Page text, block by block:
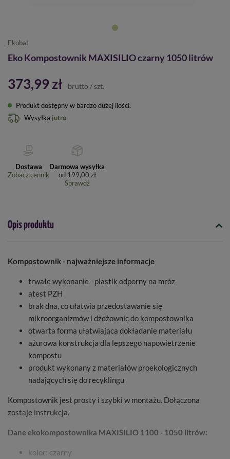
Ekobat
Eko Kompostownik MAXISILIO czarny 1050 litrów
373,99 zł brutto / szt.
Produkt dostępny w bardzo dużej ilości
Wysyłka jutro
Dostawa
Zobacz cennik
Darmowa wysyłka
od 199,00 zł
Sprawdź
Opis produktu
Kompostownik - najważniejsze informacje
trwałe wykonanie - plastik odporny na mróz
atest PZH
brak dna, co ułatwia przedostawanie się
mikroorganizmów i dżdżownic do kompostownika
otwarta forma ułatwiająca dokładanie materiału
ażurowa konstrukcja dla lepszego napowietrzenie
kompostu
produkt wykonany z materiałów proekologicznych
nadających się do recyklingu
Kompostownik jest prosty i szybki w montażu. Dołączona
zostaje instrukcja.
Dane ekokompostownika MAXISILIO 1100 - 1050 litrów:
kolor: czarny